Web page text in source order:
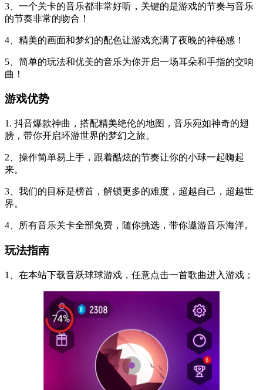
3、一个关卡的音乐都非常好听，关键的是游戏的节奏与音乐
的节奏非常的吻合！
4、精美的画面和梦幻的配色让游戏充满了夜晚的神秘感！
5、简单的玩法和优美的音乐为你开启一场耳朵和手指的交响
曲！
游戏优势
1. 抖音爆款神曲，搭配精美绝伦的地图，音乐宛如神奇的翅
膀，带你开启环游世界的梦幻之旅。
2、操作简单易上手，跟着酷炫的节奏让你的小球一起嗨起
来。
3、我们的目标是榜首，解锁更多的难度，超越自己，超越世
界。
4、所有音乐关卡全部免费，随你挑选，带你遨游音乐海洋。
玩法指南
1、在本站下载音跃球球游戏，任意点击一首歌曲进入游戏；